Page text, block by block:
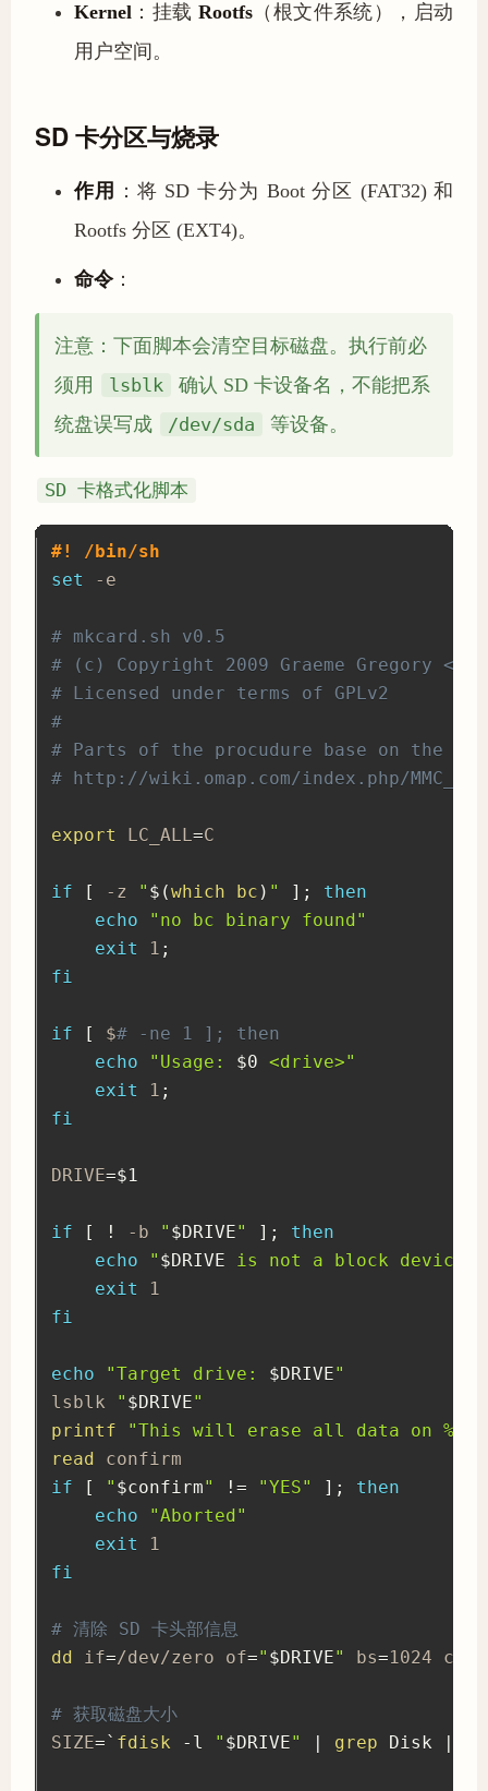
Kernel ：挂载 Rootfs （根文件系统），启动
用户空间。
SD 卡分区与烧录
作用
：将 SD 卡分为 Boot 分区 (FAT32) 和
Rootfs 分区 (EXT4)。
命令：
注意：下面脚本会清空目标磁盘。执行前必
须用
lsblk
确认 SD 卡设备名，不能把系
统盘误写成
/dev/sda 等设备。
SD 卡格式化脚本
#! /bin/sh
set
-e
# mkcard.sh v0.5
# (c) Copyright 2009 Graeme Gregory
# Licensed under terms of GPLv2
#
# Parts of the procudure base on the
# http://wiki.omap.com/index.php/
export LC_ALL=C
if [ -z " $(which bc ) " ] ;
then
echo
"no bc binary found"
exit
1 ;
fi
if [ $# -ne 1 ]; then
echo
"Usage: $0 <drive>"
exit
1 ;
fi
DRIVE=$1
if [ ! -b " $DRIVE" ] ;
then
echo
" $DRIVE is not a block device"
exit
fi
echo "Target drive: $DRIVE"
lsblk " $DRIVE"
printf
"This will erase all data on %s.
read
if
[ " $confirm" != "YES" ] ;
then
echo
"Aborted"
exit
fi
# 清除 SD 卡头部信息
dd if=/dev/zero of=" $DRIVE" bs=1024
# 获取磁盘大小
SIZE=` fdisk -l " $DRIVE" | grep Disk |